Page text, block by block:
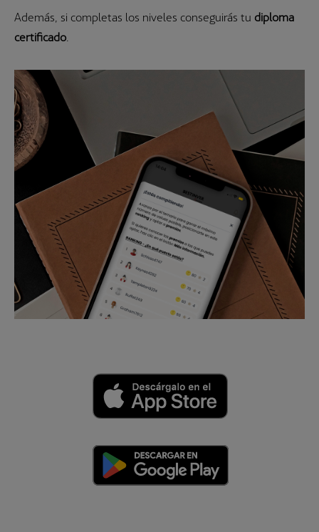
Además, si completas los niveles conseguirás tu diploma
certificado